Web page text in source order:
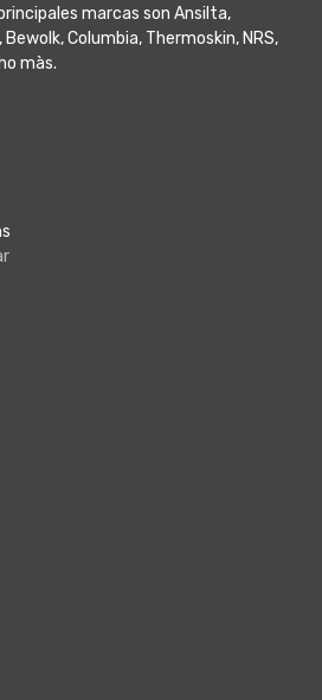
marcas son Ansilta,
Columbia, Thermoskin, NRS,
màs.